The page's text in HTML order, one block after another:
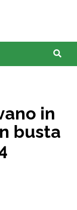
in
busta